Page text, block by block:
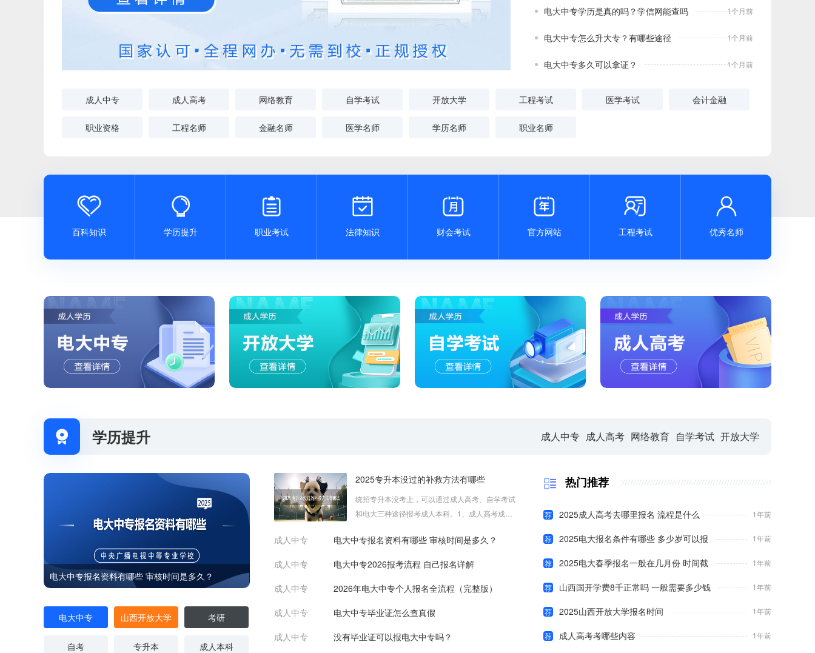
电大中专学历是真的吗？学信网能查吗 1个月前
电大中专怎么升大专？有哪些途径 1个月前
电大中专多久可以拿证？ 1个月前
电大中专两年制最快多久毕业拿证 1个月前
2026年电大中专招生专业有哪些？
2026年电大中专官网报名入口是什么 1个月前
2026年电大中专官网报名入口和报考流程 1个月前
2026年电大中专报名方式（真实可靠）
成人中专 成人高考 网络教育 自学考试 开放大学 工程考试 医学考试 会计金融
职业资格 工程名师 金融名师 医学名师 学历名师 职业名师

百科知识

学历提升

职业考试

法律知识

财会考试

官方网站

工程考试

优秀名师
 学历提升 成人中专 成人高考 网络教育 自学考试 开放大学
电大中专报名资料有哪些 审核时间是多久？
电大中专 山西开放大学 考研
自考 专升本 成人本科
2025专升本没过的补救方法有哪些
统招专升本没考上，可以通过成人高考、自学考试
和电大三种途径报考成人本科。1、成人高考成人
成人中专
电大中专报名资料有哪些 审核时间是多久？
成人中专
电大中专2026报考流程 自己报名详解
成人中专
2026年电大中专个人报名全流程（完整版）
成人中专
电大中专毕业证怎么查真假
成人中专
没有毕业证可以报电大中专吗？
热门推荐
荐 2025成人高考去哪里报名 流程是什么 1年前
荐 2025电大报名条件有哪些 多少岁可以报 1年前
荐 2025电大春季报名一般在几月份 时间截 1年前
荐 山西国开学费8千正常吗 一般需要多少钱 1年前
荐 2025山西开放大学报名时间 1年前
荐 成人高考考哪些内容 1年前